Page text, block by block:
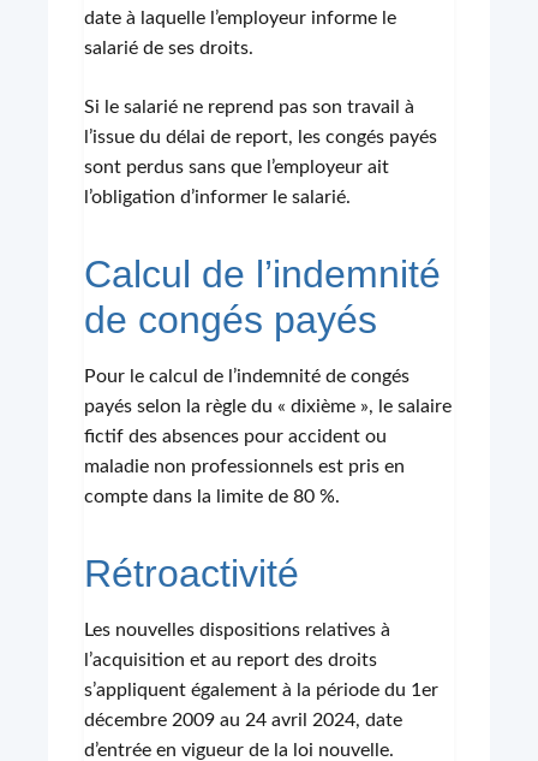
date à laquelle l’employeur informe le
salarié de ses droits.
Si le salarié ne reprend pas son travail à
l’issue du délai de report, les congés payés
sont perdus sans que l’employeur ait
l’obligation d’informer le salarié.
Calcul de l’indemnité
de congés payés
Pour le calcul de l’indemnité de congés
payés selon la règle du « dixième », le salaire
fictif des absences pour accident ou
maladie non professionnels est pris en
compte dans la limite de 80 %.
Rétroactivité
Les nouvelles dispositions relatives à
l’acquisition et au report des droits
s’appliquent également à la période du 1er
décembre 2009 au 24 avril 2024, date
d’entrée en vigueur de la loi nouvelle.